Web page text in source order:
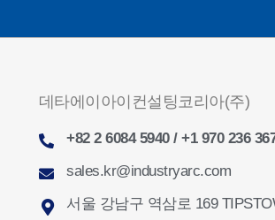
데타에이아이컨설팅코리아(주)
+82 2 6084 5940 / +1 970 236
sales.kr@industryarc.com
서울 강남구 역삼로 169